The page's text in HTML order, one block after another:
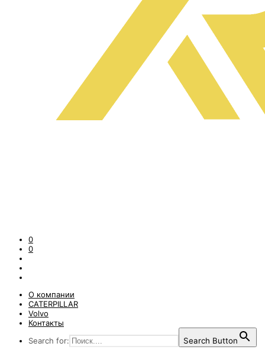
0
0
О компании
CATERPILLAR
Volvo
Контакты
Search for:
Search Button